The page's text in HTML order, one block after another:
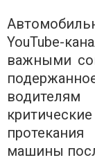
YouTube-
важными
машины